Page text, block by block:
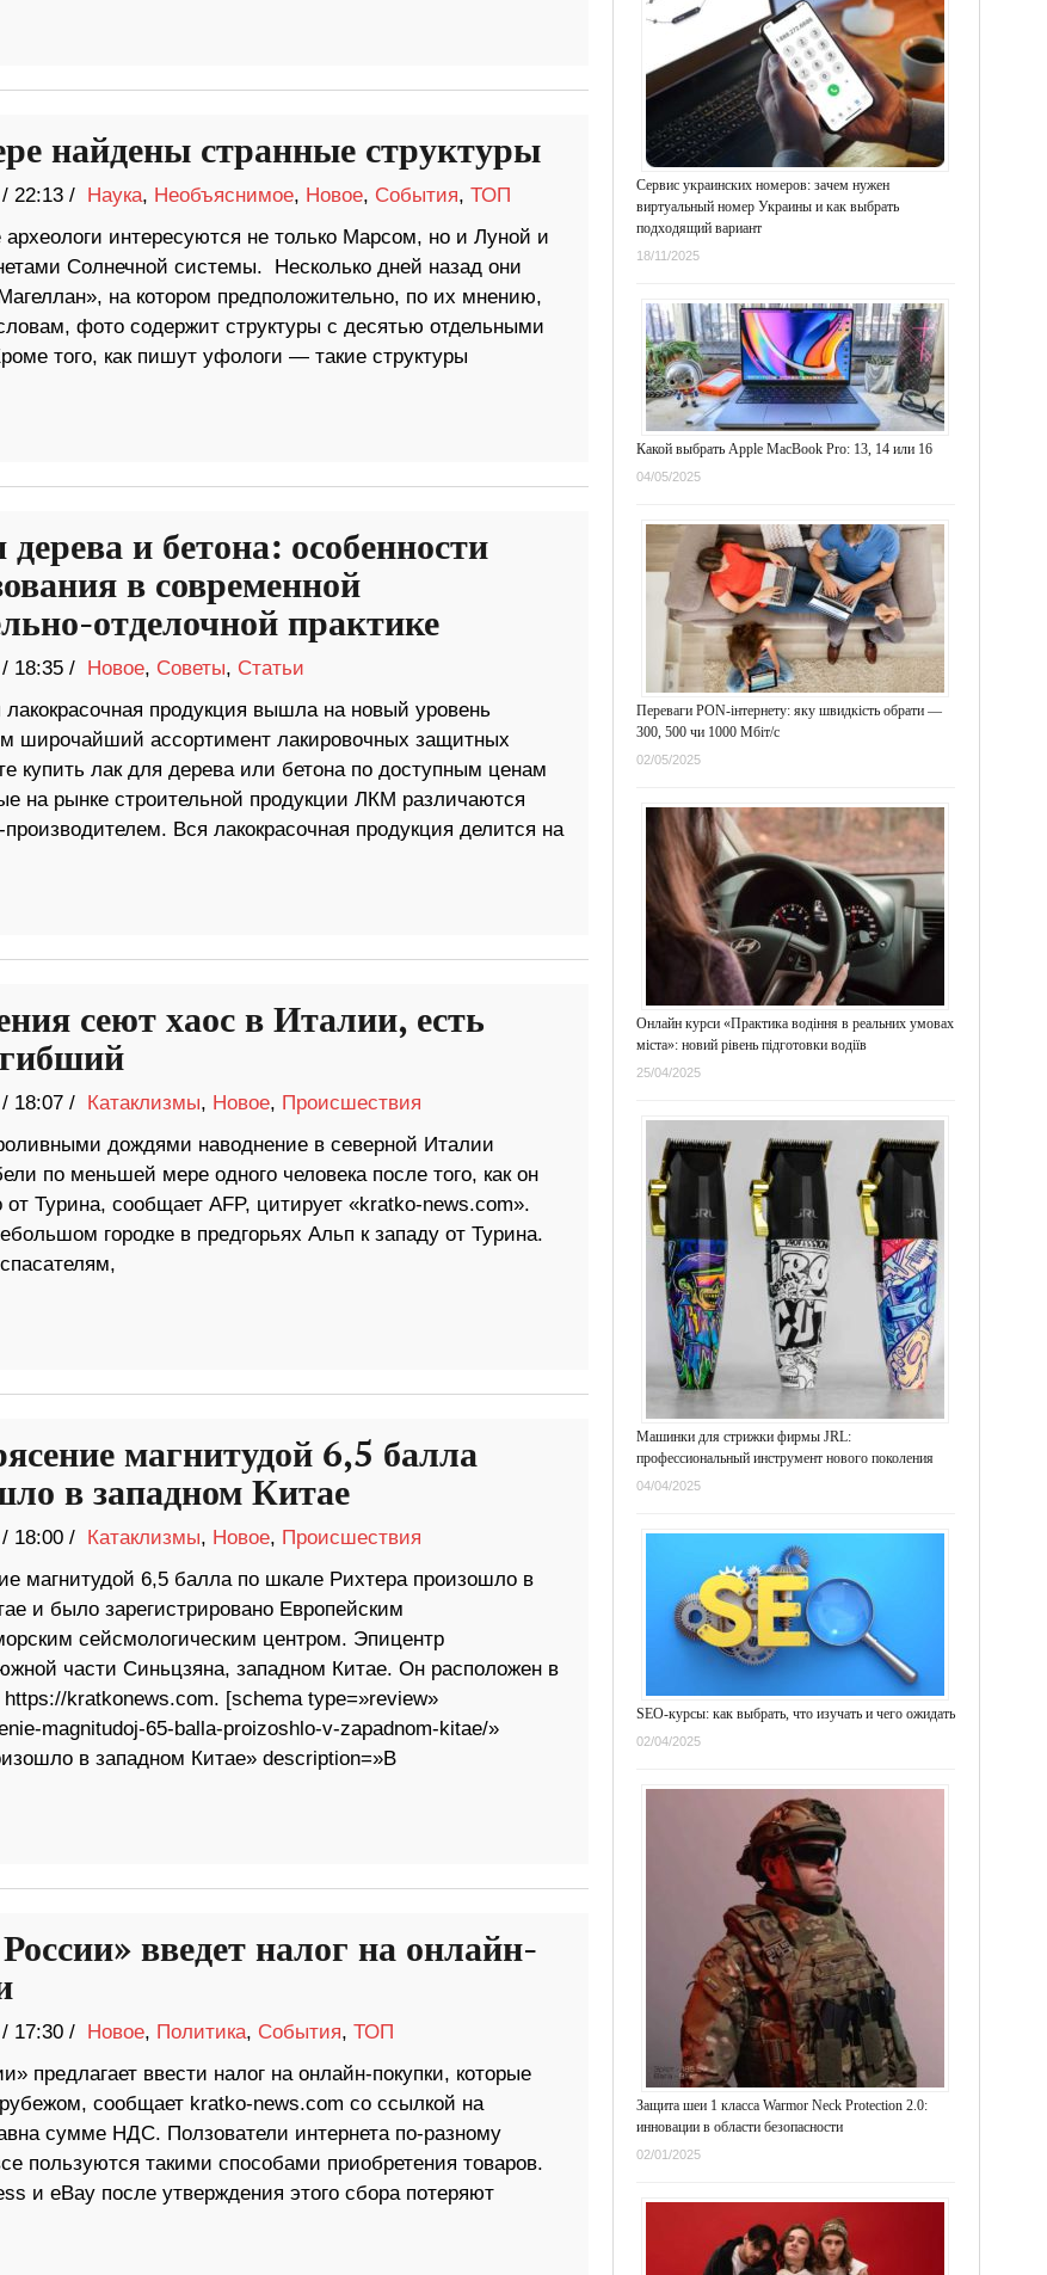
найдены странные структуры
22:13 / Наука, Необъяснимое, Новое, События, ТОП
интересуются не только Марсом, но и Луной и
Солнечной системы. Несколько дней назад они
на котором предположительно, по их мнению,
фото содержит структуры с десятью отдельными
того, как пишут уфологи — такие структуры
и бетона: особенности
в современной
отделочной практике
18:35 / Новое, Советы, Статьи
продукция вышла на новый уровень
широчайший ассортимент лакировочных защитных
купить лак для дерева или бетона по доступным ценам
на рынке строительной продукции ЛКМ различаются
Вся лакокрасочная продукция делится на
сеют хаос в Италии, есть
18:07 / Катаклизмы, Новое, Происшествия
дождями наводнение в северной Италии
по меньшей мере одного человека после того, как он
Турина, сообщает AFP, цитирует «kratko-news.com».
городке в предгорьях Альп к западу от Турина.
магнитудой 6,5 балла
в западном Китае
18:00 / Катаклизмы, Новое, Происшествия
магнитудой 6,5 балла по шкале Рихтера произошло в
и было зарегистрировано Европейским
сейсмологическим центром. Эпицентр
части Синьцзяна, западном Китае. Он расположен в
kratkonews.com. [schema type=»review»
magnitudoj-65-balla-proizoshlo-v-zapadnom-kitae/»
в западном Китае» description=»В
введет налог на онлайн-
17:30 / Новое, Политика, События, ТОП
предлагает ввести налог на онлайн-покупки, которые
сообщает kratko-news.com со ссылкой на
сумме НДС. Ползователи интернета по-разному
пользуются такими способами приобретения товаров.
и eBay после утверждения этого сбора потеряют
Сервис украинских номеров: зачем нужен
виртуальный номер Украины и как выбрать
подходящий вариант
18/11/2025
Какой выбрать Apple MacBook Pro: 13, 14 или 16
04/05/2025
Переваги PON-інтернету: яку швидкість обрати —
300, 500 чи 1000 Мбіт/с
02/05/2025
Онлайн курси «Практика водіння в реальних умовах
міста»: новий рівень підготовки водіїв
25/04/2025
Машинки для стрижки фирмы JRL:
профессиональный инструмент нового поколения
04/04/2025
SEO-курсы: как выбрать, что изучать и чего ожидать
02/04/2025
Защита шеи 1 класса Warmor Neck Protection 2.0:
инновации в области безопасности
02/01/2025